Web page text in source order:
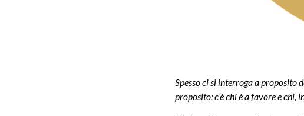
Spesso ci si interroga a proposito
proposito: c’è chi è a favore e chi,